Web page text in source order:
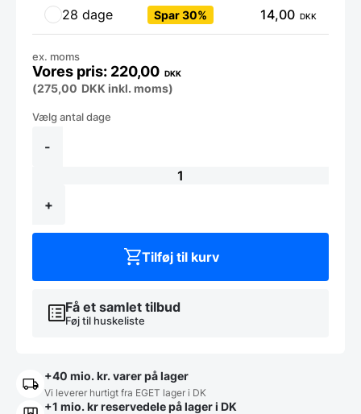
28 dage Spar 30% 14,00 DKK
-
Vandvarmer
gløgvarmer
antal
+
220,00 DKK
ex. moms
(275,00 DKK inkl. moms)
Få et samlet tilbud
Føj til huskeliste
Tilføj til kurv
+40 mio. kr. varer på lager
Vi leverer hurtigt fra EGET lager i DK
+1 mio. kr reservedele på lager i DK